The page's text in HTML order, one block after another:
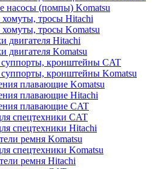
насосы (помпы) Komatsu
тросы Hitachi
тросы Komatsu
двигателя Hitachi
двигателя Komatsu
кронштейны CAT
кронштейны Komatsu
плавающие Komatsu
плавающие Hitachi
плавающие CAT
спецтехники CAT
спецтехники Hitachi
ремня Komatsu
спецтехники Komatsu
ремня Hitachi